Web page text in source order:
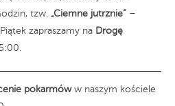
tzw. „Ciemne jutrznie” –
zapraszamy na Drogę
pokarmóww naszym kościele